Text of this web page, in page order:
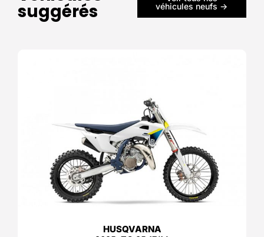
suggérés
véhicules neufs ->
HUSQVARNA